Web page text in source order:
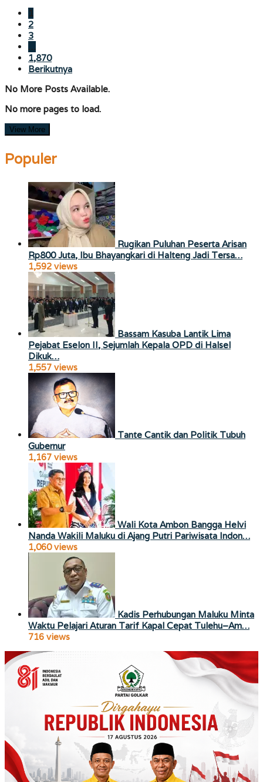
1
2
3
…
1,870
Berikutnya
No More Posts Available.
No more pages to load.
View More
Populer
Rugikan Puluhan Peserta Arisan
Rp800 Juta, Ibu Bhayangkari di Halteng Jadi Tersa…
1,592 views
Bassam Kasuba Lantik Lima
Pejabat Eselon II, Sejumlah Kepala OPD di Halsel
Dikuk…
1,557 views
Tante Cantik dan Politik Tubuh
Gubernur
1,167 views
Wali Kota Ambon Bangga Helvi
Nanda Wakili Maluku di Ajang Putri Pariwisata Indon…
1,060 views
Kadis Perhubungan Maluku Minta
Waktu Pelajari Aturan Tarif Kapal Cepat Tulehu–Am…
716 views